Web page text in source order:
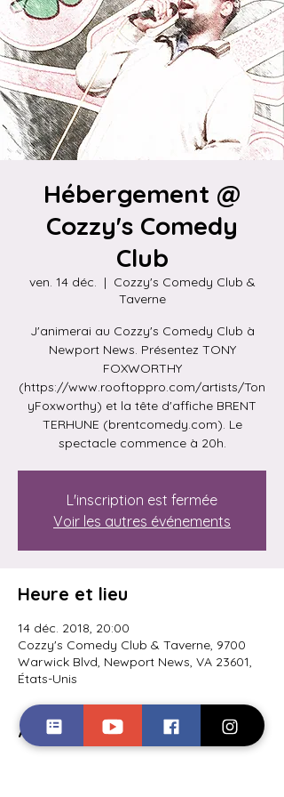
Hébergement @
Cozzy's Comedy
Club
ven. 14 déc.
  |
Cozzy's Comedy Club &
Taverne
J'animerai au Cozzy's Comedy Club à
Newport News. Présentez TONY
FOXWORTHY
(https://www.rooftoppro.com/artists/Ton
yFoxworthy) et la tête d'affiche BRENT
TERHUNE (brentcomedy.com). Le
spectacle commence à 20h.
L'inscription est fermée
Voir les autres événements
Heure et lieu
14 déc. 2018, 20:00
Cozzy's Comedy Club & Taverne, 9700
Warwick Blvd, Newport News, VA 23601,
États-Unis
À propos de l'événement